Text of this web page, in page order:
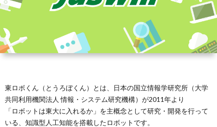
東ロボくん（とうろぼくん）とは、日本の国立情報学研究所（大学
共同利用機関法人 情報・システム研究機構）が2011年より
「ロボットは東大に入れるか」を主概念として研究・開発を行って
いる、知識型人工知能を搭載したロボットです。